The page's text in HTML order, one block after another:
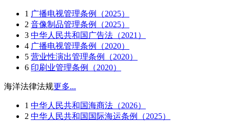
1 广播电视管理条例（2025）
2 音像制品管理条例（2025）
3 中华人民共和国广告法（2021）
4 广播电视管理条例（2020）
5 营业性演出管理条例（2020）
6 印刷业管理条例（2020）
海洋法律法规更多...
1 中华人民共和国海商法（2026）
2 中华人民共和国国际海运条例（2025）